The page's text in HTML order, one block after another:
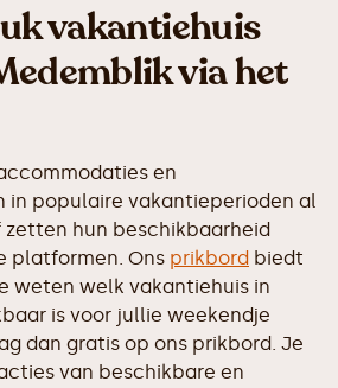
vakantiehuis
via het
en
in populaire vakantieperioden al
hun beschikbaarheid
platformen. Ons prikbord biedt
weten welk vakantiehuis in
is voor jullie weekendje
dan gratis op ons prikbord. Je
van beschikbare en